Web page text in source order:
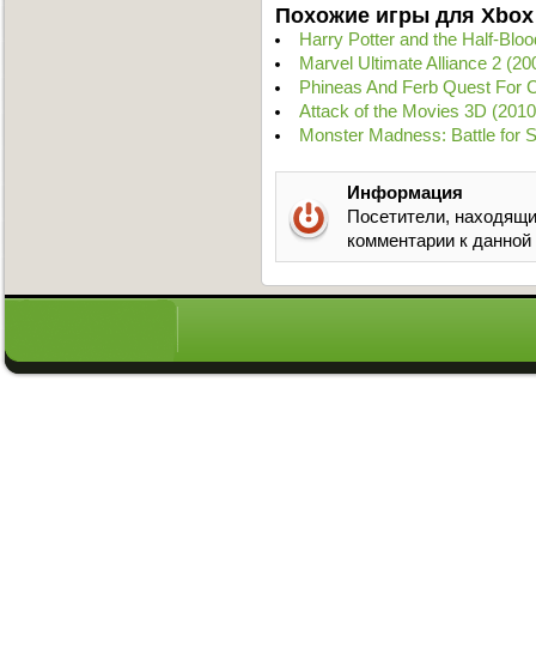
Похожие игры для Xbox
Harry Potter and the Half-
Marvel Ultimate Alliance 2
Phineas And Ferb Quest For
Attack of the Movies 3D
Monster Madness: Battle for
Информация
Посетители,
комментарии к